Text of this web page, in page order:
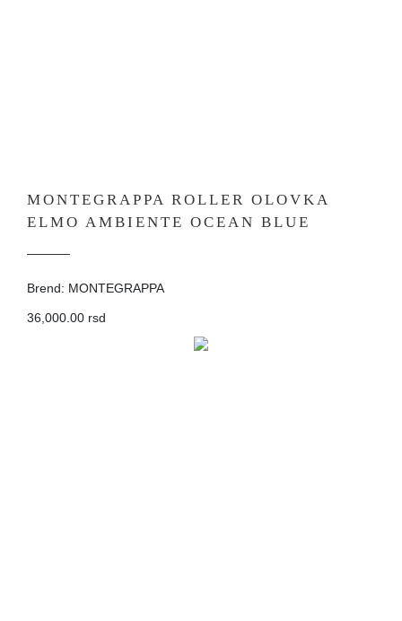
MONTEGRAPPA ROLLER OLOVKA
ELMO AMBIENTE OCEAN BLUE
Brend: MONTEGRAPPA
36,000.00 rsd